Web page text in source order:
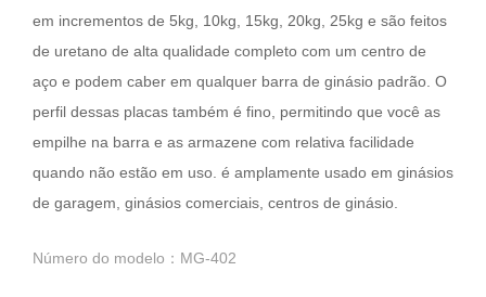
em incrementos de 5kg, 10kg, 15kg, 20kg, 25kg e são feitos
de uretano de alta qualidade completo com um centro de
aço e podem caber em qualquer barra de ginásio padrão. O
perfil dessas placas também é fino, permitindo que você as
empilhe na barra e as armazene com relativa facilidade
quando não estão em uso. é amplamente usado em ginásios
de garagem, ginásios comerciais, centros de ginásio.
Número do modelo：MG-402